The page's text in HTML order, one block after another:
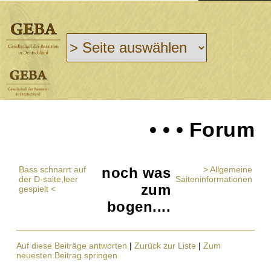
• • • Forum
Bass schnarrt auf
der D-saite,leer
gespielt <
noch was
zum
bogen....
> Allgemeine
Saiteninformationen
Auf diese Beiträge antworten | Zurück zur Liste | Zum
neuesten Beitrag springen